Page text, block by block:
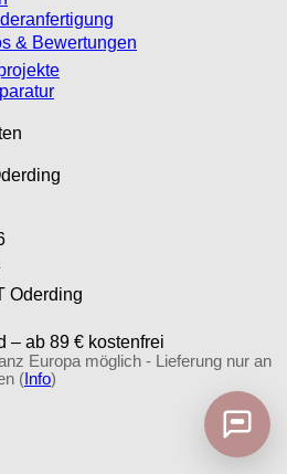
& Bewertungen
Oderding
ab 89 € kostenfrei
Europa möglich - Lieferung nur an
( Info)